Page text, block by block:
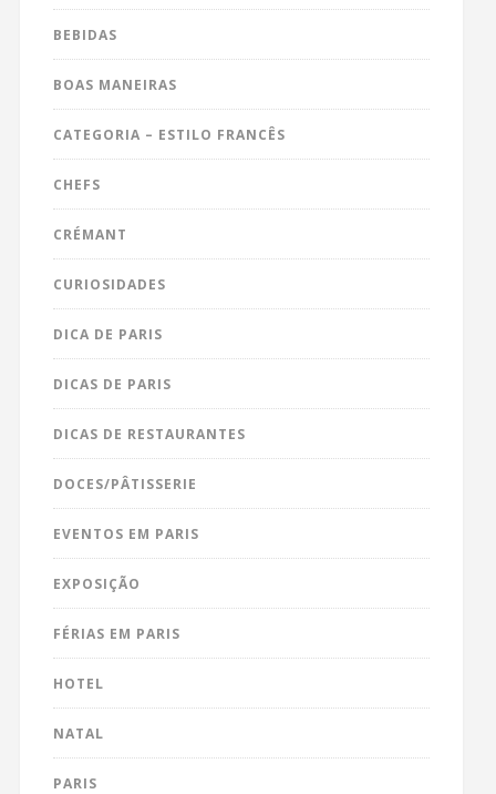
BEBIDAS
BOAS MANEIRAS
CATEGORIA – ESTILO FRANCÊS
CHEFS
CRÉMANT
CURIOSIDADES
DICA DE PARIS
DICAS DE PARIS
DICAS DE RESTAURANTES
DOCES/PÂTISSERIE
EVENTOS EM PARIS
EXPOSIÇÃO
FÉRIAS EM PARIS
HOTEL
NATAL
PARIS